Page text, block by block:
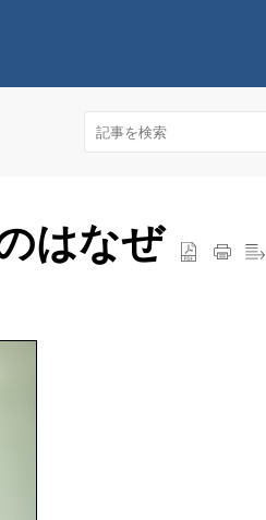
はなぜ